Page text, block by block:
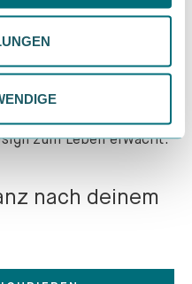
deine Wahl jederzeit
findest du in unserer
Minuten!
die perfekt zu
passen. Wähle die
und Oberflächen -